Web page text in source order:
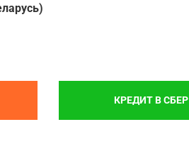
КРЕДИТ В СБЕР